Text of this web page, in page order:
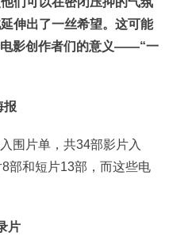
伸出了一丝希望。这可能
影创作者们的意义——“一
报
围片单，共34部影片入
部和短片13部，而这些电
片